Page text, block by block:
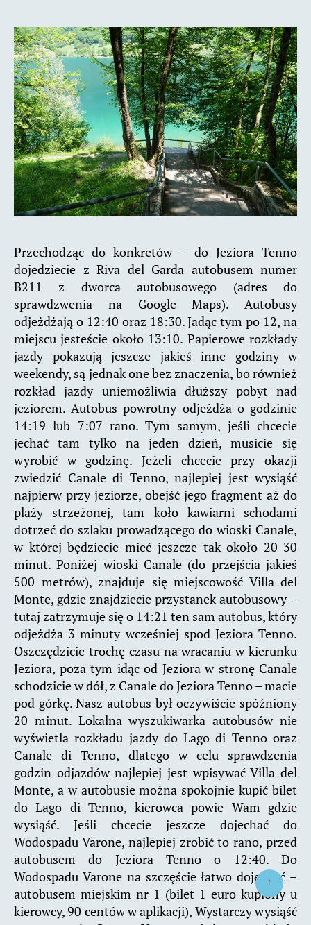
Przechodząc do konkretów – do Jeziora Tenno
dojedziecie z Riva del Garda autobusem numer
B211 z dworca autobusowego (adres do
sprawdzwenia na Google Maps). Autobusy
odjeżdżają o 12:40 oraz 18:30. Jadąc tym po 12, na
miejscu jesteście około 13:10. Papierowe rozkłady
jazdy pokazują jeszcze jakieś inne godziny w
weekendy, są jednak one bez znaczenia, bo również
rozkład jazdy uniemożliwia dłuższy pobyt nad
jeziorem. Autobus powrotny odjeżdża o godzinie
14:19 lub 7:07 rano. Tym samym, jeśli chcecie
jechać tam tylko na jeden dzień, musicie się
wyrobić w godzinę. Jeżeli chcecie przy okazji
zwiedzić Canale di Tenno, najlepiej jest wysiąść
najpierw przy jeziorze, obejść jego fragment aż do
plaży strzeżonej, tam koło kawiarni schodami
dotrzeć do szlaku prowadzącego do wioski Canale,
w której będziecie mieć jeszcze tak około 20-30
minut. Poniżej wioski Canale (do przejścia jakieś
500 metrów), znajduje się miejscowość Villa del
Monte, gdzie znajdziecie przystanek autobusowy –
tutaj zatrzymuje się o 14:21 ten sam autobus, który
odjeżdża 3 minuty wcześniej spod Jeziora Tenno.
Oszczędzicie trochę czasu na wracaniu w kierunku
Jeziora, poza tym idąc od Jeziora w stronę Canale
schodzicie w dół, z Canale do Jeziora Tenno – macie
pod górkę. Nasz autobus był oczywiście spóźniony
20 minut. Lokalna wyszukiwarka autobusów nie
wyświetla rozkładu jazdy do Lago di Tenno oraz
Canale di Tenno, dlatego w celu sprawdzenia
godzin odjazdów najlepiej jest wpisywać Villa del
Monte, a w autobusie można spokojnie kupić bilet
do Lago di Tenno, kierowca powie Wam gdzie
wysiąść. Jeśli chcecie jeszcze dojechać do
Wodospadu Varone, najlepiej zrobić to rano, przed
autobusem do Jeziora Tenno o 12:40. Do
Wodospadu Varone na szczęście łatwo dojechać –
autobusem miejskim nr 1 (bilet 1 euro kupiony u
kierowcy, 90 centów w aplikacji), Wystarczy wysiąść
↑